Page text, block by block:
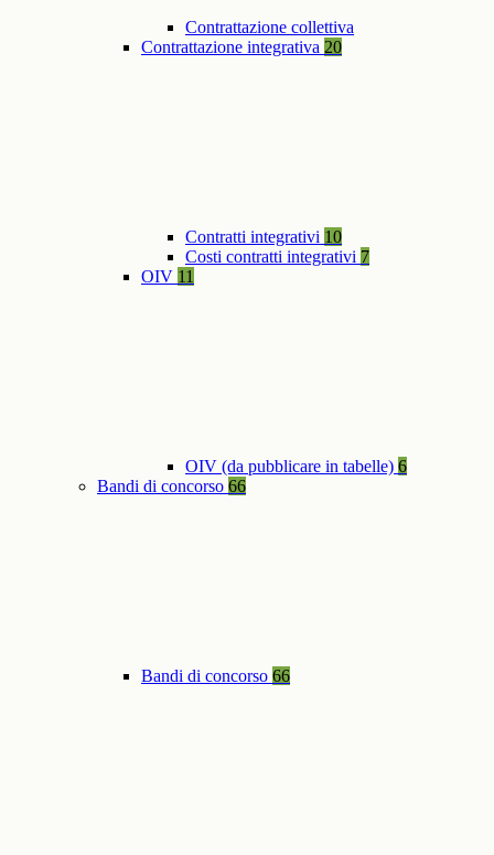
Contrattazione collettiva
Contrattazione integrativa 20
Contratti integrativi 10
Costi contratti integrativi 7
OIV 11
OIV (da pubblicare in tabelle) 6
Bandi di concorso 66
Bandi di concorso 66